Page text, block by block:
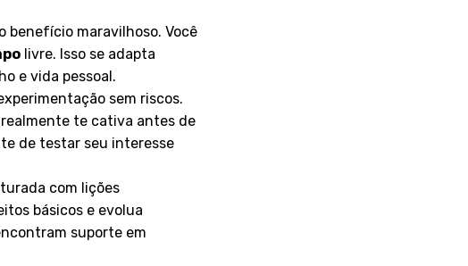
benefício maravilhoso. Você
livre. Isso se adapta
e vida pessoal.
sem riscos.
realmente te cativa antes de
de testar seu interesse
com lições
básicos e evolua
suporte em